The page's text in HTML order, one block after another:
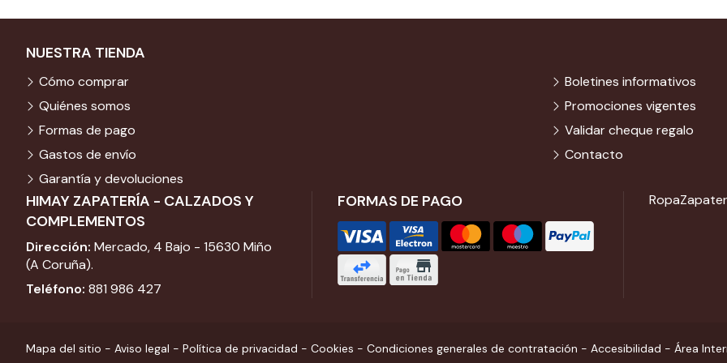
HIMAY ZAPATERÍA - CALZADOS Y
COMPLEMENTOS
Dirección: Mercado, 4 Bajo - 15630 Miño
(A Coruña).
Teléfono: 881 986 427
FORMAS DE PAGO
NUESTRA TIENDA
Cómo comprar
Quiénes somos
Formas de pago
Gastos de envío
Garantía y devoluciones
Boletines informativos
Promociones vigentes
Validar cheque regalo
Contacto
Ropa
Mapa del sitio - Aviso legal - Política de privacidad - Cookies - Condiciones generales de contratación - Accesibilidad - Área